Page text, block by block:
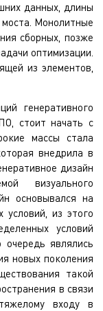
данных, длины
Монолитные
сборных, позже
оптимизации.
из элементов,
генеративного
стоит начать с
массы стала
внедрила в
дизайн
визуального
основывался на
условий, из этого
условий
являлись
новых поколения
такой
в связи
входу в